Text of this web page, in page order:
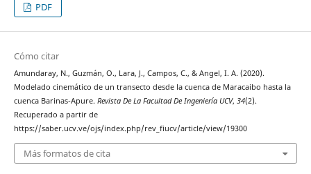
PDF
Cómo citar
Amundaray, N., Guzmán, O., Lara, J., Campos, C., & Angel, I. A. (2020).
Modelado cinemático de un transecto desde la cuenca de Maracaibo hasta la
cuenca Barinas-Apure. Revista De La Facultad De Ingeniería UCV, 34(2).
Recuperado a partir de
https://saber.ucv.ve/ojs/index.php/rev_fiucv/article/view/19300
Más formatos de cita